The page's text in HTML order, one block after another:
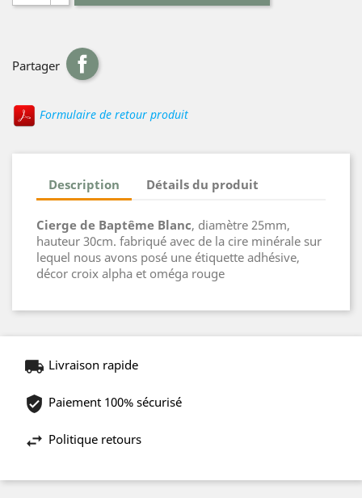
Partager
Formulaire de retour produit
Description Détails du produit
Cierge de Baptême Blanc, diamètre 25mm,
hauteur 30cm. fabriqué avec de la cire minérale sur
lequel nous avons posé une étiquette adhésive,
décor croix alpha et oméga rouge
Livraison rapide
Paiement 100% sécurisé
Politique retours